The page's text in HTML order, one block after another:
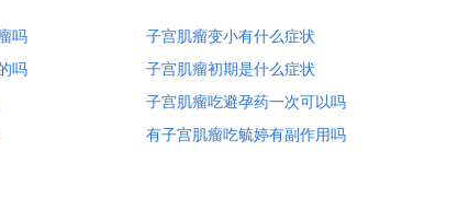
吗
子宫肌瘤变小有什么症状
吗
子宫肌瘤初期是什么症状
子宫肌瘤吃避孕药一次可以吗
有子宫肌瘤吃毓婷有副作用吗